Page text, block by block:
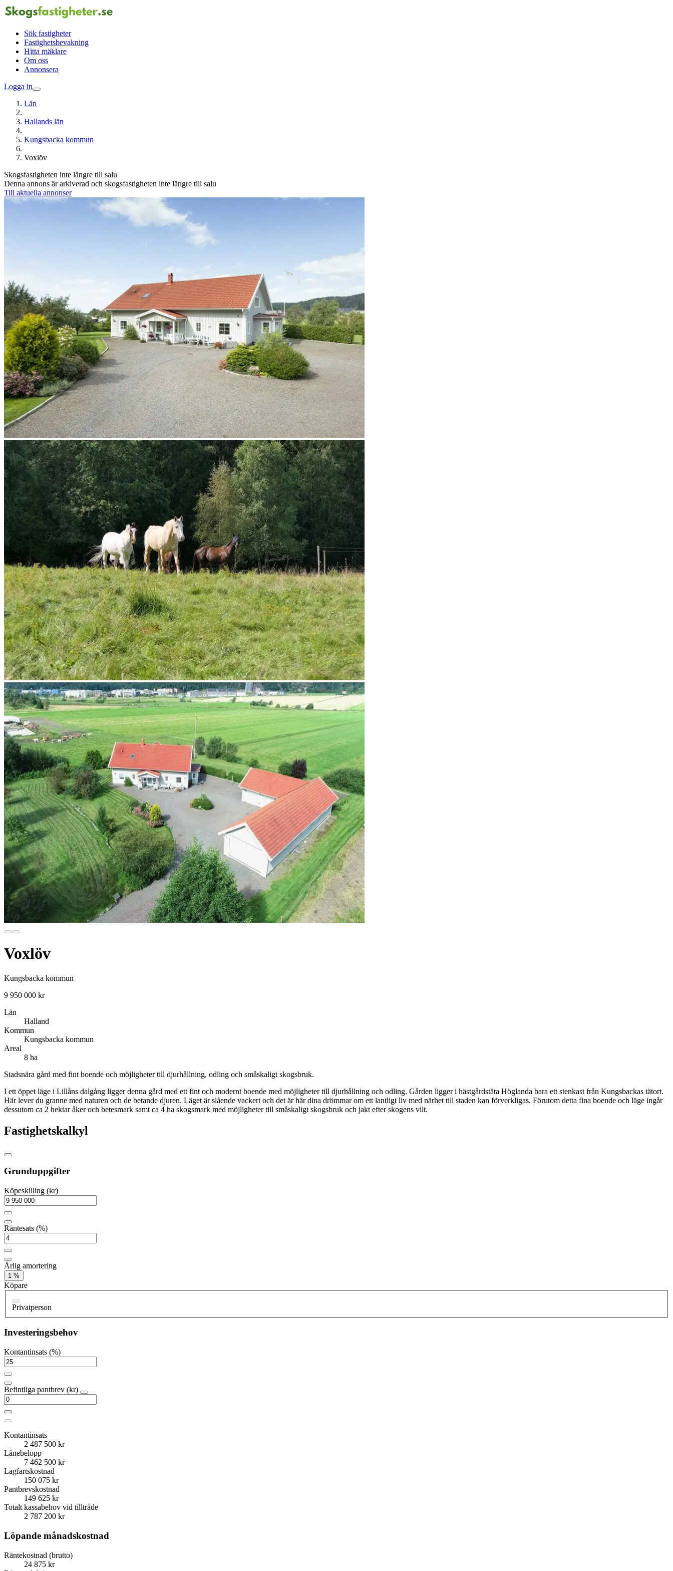
Sök fastigheter
Fastighetsbevakning
Hitta mäklare
Om oss
Annonsera
Logga in
Län
Hallands län
Kungsbacka kommun
Voxlöv
Skogsfastigheten inte längre till salu
Denna annons är arkiverad och skogsfastigheten inte längre till salu
Till aktuella annonser
Voxlöv
Kungsbacka kommun
9 950 000 kr
Län
Halland
Kommun
Kungsbacka kommun
Areal
8 ha
Stadsnära gård med fint boende och möjligheter till djurhållning, odling och småskaligt skogsbruk.
I ett öppet läge i Lillåns dalgång ligger denna gård med ett fint och modernt boende med möjligheter till djurhållning och odling. Gården ligger i hästgårdstäta Höglanda bara ett stenkast från Kungsbackas tätort.
Här lever du granne med naturen och de betande djuren. Läget är slående vackert och det är här dina drömmar om ett lantligt liv med närhet till staden kan förverkligas. Förutom detta fina boende och läge ingår
dessutom ca 2 hektar åker och betesmark samt ca 4 ha skogsmark med möjligheter till småskaligt skogsbruk och jakt efter skogens vilt.
Fastighetskalkyl
Grunduppgifter
Köpeskilling (kr)
Räntesats (%)
Årlig amortering
1 %
Köpare
Privatperson
Investeringsbehov
Kontantinsats (%)
Befintliga pantbrev (kr)
Kontantinsats
2 487 500 kr
Lånebelopp
7 462 500 kr
Lagfartskostnad
150 075 kr
Pantbrevskostnad
149 625 kr
Totalt kassabehov vid tillträde
2 787 200 kr
Löpande månadskostnad
Räntekostnad (brutto)
24 875 kr